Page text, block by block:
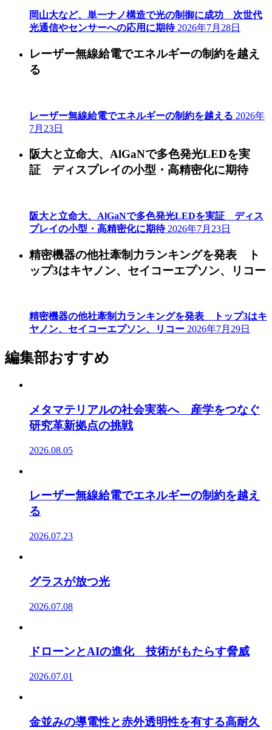
岡山大など、単一ナノ構造で光の制御に成功 次世代
光通信やセンサーへの応用に期待 2026年7月28日
レーザー無線給電でエネルギーの制約を越え
る
レーザー無線給電でエネルギーの制約を越える 2026年
7月23日
阪大と立命大、AlGaNで多色発光LEDを実
証 ディスプレイの小型・高精密化に期待
阪大と立命大、AlGaNで多色発光LEDを実証 ディス
プレイの小型・高精密化に期待 2026年7月23日
精密機器の他社牽制力ランキングを発表 ト
ップ3はキヤノン、セイコーエプソン、リコー
精密機器の他社牽制力ランキングを発表 トップ3はキ
ヤノン、セイコーエプソン、リコー 2026年7月29日
編集部おすすめ
メタマテリアルの社会実装へ 産学をつなぐ
研究革新拠点の挑戦
2026.08.05
レーザー無線給電でエネルギーの制約を越え
る
2026.07.23
グラスが放つ光
2026.07.08
ドローンとAIの進化 技術がもたらす脅威
2026.07.01
金並みの導電性と赤外透明性を有する高耐久